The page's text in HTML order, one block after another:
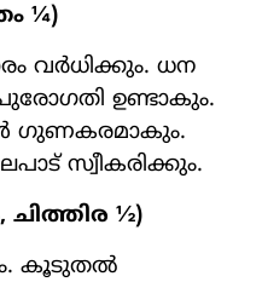
¼)
വർധിക്കും. ധന
ഉണ്ടാകും.
ഗുണകരമാകും.
സ്വീകരിക്കും.
ചിത്തിര ½)
കൂടുതൽ